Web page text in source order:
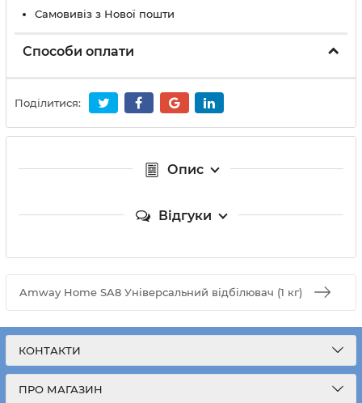
Самовивіз з Нової пошти
Способи оплати
Поділитися:
Опис
Відгуки
Amway Home SA8 Універсальний відбілювач (1 кг)
КОНТАКТИ
ПРО МАГАЗИН